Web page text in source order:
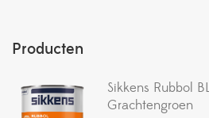
Producten
Sikkens Rubbol
Grachtengroen